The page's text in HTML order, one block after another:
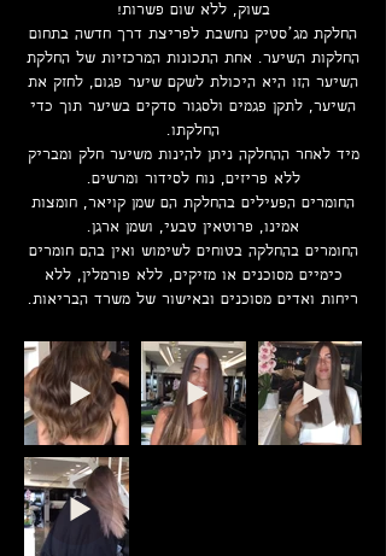
בשוק, ללא שום פשרות!
החלקת מג’סטיק נחשבת לפריצת דרך חדשה בתחום
החלקות השיער. אחת התכונות המרכזיות של החלקת
השיער הזו היא היכולת לשקם שיער פגום, לחזק את
השיער, לתקן פגמים ולסגור סדקים בשיער תוך כדי
החלקתו.
מיד לאחר ההחלקה ניתן להינות משיער חלק ומבריק
ללא פריזים, נוח לסידור ומרשים.
החומרים הפעילים בהחלקת הם שמן קויאר, חומצות
אמינו, פרוטאין טבעי, ושמן ארגן.
החומרים בהחלקה בטוחים לשימוש ואין בהם חומרים
כימיים מסוכנים או מזיקים, ללא פורמלין, ללא
ריחות ואדים מסוכנים ובאישור של משרד הבריאות.